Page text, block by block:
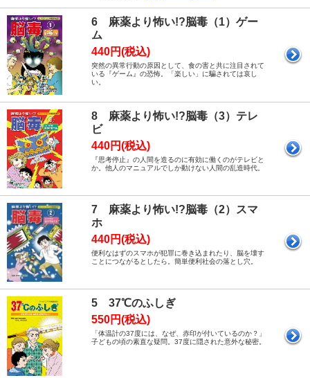
6 麻薬より怖い!?脳毒（1）ゲー
ム
440円(税込)
突然の異常行動の原因として、食の害と共に注目されて
いる『ゲーム』の恐怖。「楽しい」に騙されては哀し
い。
8 麻薬より怖い!?脳毒（3）テレ
ビ
440円(税込)
『思考停止』の人間を造るのに有効に働くのがテレビと
か。他人のマニュアルでしか動けない人間の乱造時代。
7 麻薬より怖い!?脳毒（2）スマ
ホ
440円(税込)
便利なはずのスマホが犯罪に巻き込まれたり、脳を壊す
ことにつながるとしたら。簡単便利社会の落とし穴。
5 37℃のふしぎ
550円(税込)
「体温計の37度には、なぜ、赤印が付いているのか？」
子どもの頃の素直な疑問。37度に隠された意外な秘密。